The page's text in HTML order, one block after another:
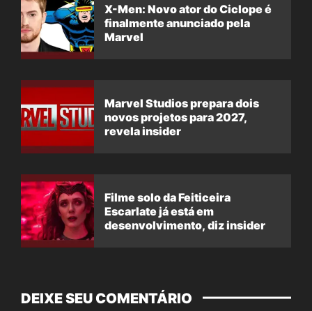
X-Men: Novo ator do Ciclope é
finalmente anunciado pela
Marvel
Marvel Studios prepara dois
novos projetos para 2027,
revela insider
Filme solo da Feiticeira
Escarlate já está em
desenvolvimento, diz insider
DEIXE SEU COMENTÁRIO